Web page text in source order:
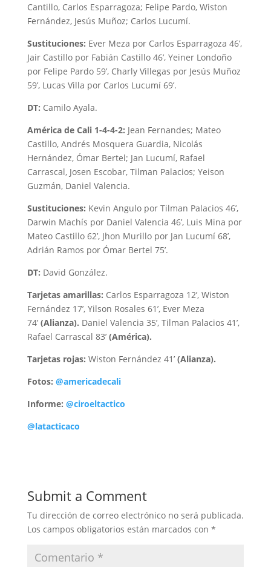
Cantillo, Carlos Esparragoza; Felipe Pardo, Wiston
Fernández, Jesús Muñoz; Carlos Lucumí.
Sustituciones: Ever Meza por Carlos Esparragoza 46’,
Jair Castillo por Fabián Castillo 46’, Yeiner Londoño
por Felipe Pardo 59’, Charly Villegas por Jesús Muñoz
59’, Lucas Villa por Carlos Lucumí 69’.
DT: Camilo Ayala.
América de Cali 1-4-4-2: Jean Fernandes; Mateo
Castillo, Andrés Mosquera Guardia, Nicolás
Hernández, Ómar Bertel; Jan Lucumí, Rafael
Carrascal, Josen Escobar, Tilman Palacios; Yeison
Guzmán, Daniel Valencia.
Sustituciones: Kevin Angulo por Tilman Palacios 46’,
Darwin Machís por Daniel Valencia 46’, Luis Mina por
Mateo Castillo 62’, Jhon Murillo por Jan Lucumí 68’,
Adrián Ramos por Ómar Bertel 75’.
DT: David González.
Tarjetas amarillas: Carlos Esparragoza 12’, Wiston
Fernández 17’, Yilson Rosales 61’, Ever Meza
74’ (Alianza). Daniel Valencia 35’, Tilman Palacios 41’,
Rafael Carrascal 83’ (América).
Tarjetas rojas: Wiston Fernández 41’ (Alianza).
Fotos: @americadecali
Informe: @ciroeltactico
@latacticaco
Submit a Comment
Tu dirección de correo electrónico no será publicada.
Los campos obligatorios están marcados con *